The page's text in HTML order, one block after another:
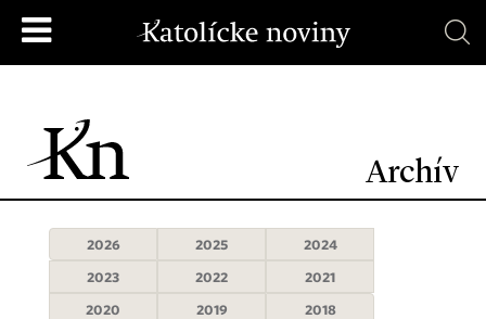
Archív
2026 2025
2024
2023
2022
2021
2020
2019 2018